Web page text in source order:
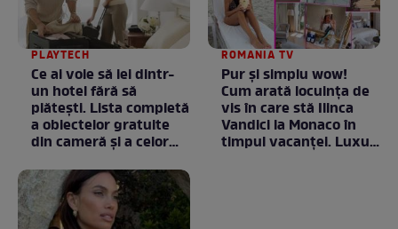
PLAYTECH
Ce ai voie să iei dintr-
un hotel fără să
plătești. Lista completă
a obiectelor gratuite
din cameră și a celor
proprietatea unității
ROMANIA TV
Pur și simplu wow!
Cum arată locuința de
vis în care stă Ilinca
Vandici la Monaco în
timpul vacanței. Luxul